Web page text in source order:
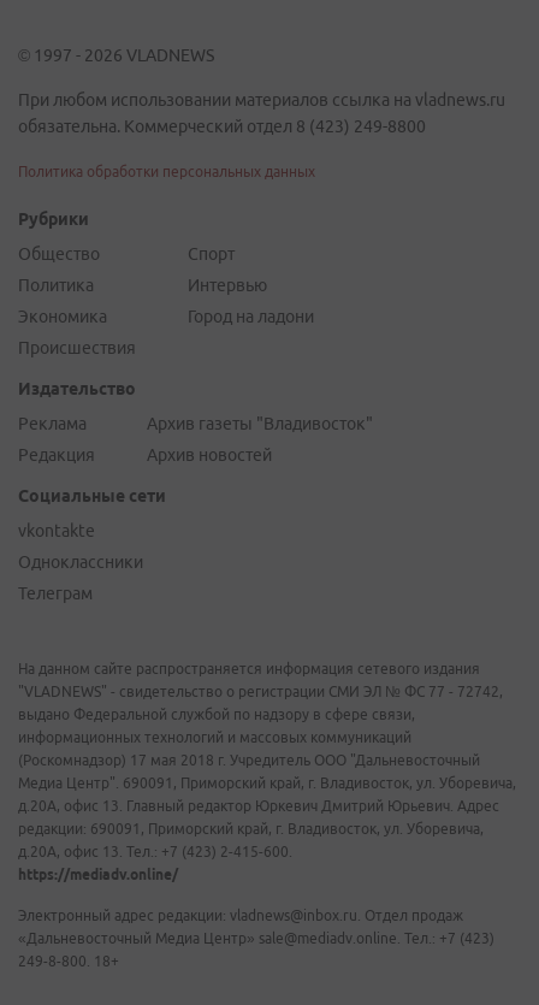
© 1997 - 2026 VLADNEWS
При любом использовании материалов ссылка на vladnews.ru
обязательна. Коммерческий отдел 8 (423) 249-8800
Политика обработки персональных данных
Рубрики
Общество
Политика
Экономика
Происшествия
Спорт
Интервью
Город на ладони
Издательство
Реклама
Редакция
Архив газеты "Владивосток"
Архив новостей
Социальные сети
vkontakte
Одноклассники
Телеграм
На данном сайте распространяется информация сетевого издания
"VLADNEWS" - свидетельство о регистрации СМИ ЭЛ № ФС 77 - 72742,
выдано Федеральной службой по надзору в сфере связи,
информационных технологий и массовых коммуникаций
(Роскомнадзор) 17 мая 2018 г. Учредитель ООО "Дальневосточный
Медиа Центр". 690091, Приморский край, г. Владивосток, ул. Уборевича,
д.20А, офис 13. Главный редактор Юркевич Дмитрий Юрьевич. Адрес
редакции: 690091, Приморский край, г. Владивосток, ул. Уборевича,
д.20А, офис 13. Тел.: +7 (423) 2-415-600.
https://mediadv.online/
Электронный адрес редакции: vladnews@inbox.ru. Отдел продаж
«Дальневосточный Медиа Центр» sale@mediadv.online. Тел.: +7 (423)
249-8-800. 18+